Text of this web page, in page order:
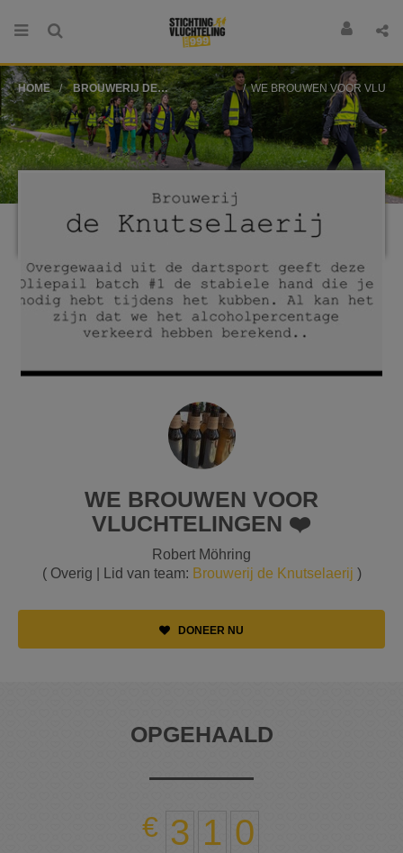
HOME
BROUWERIJ DE
KNUTSELAERIJ
WE BROUWEN VOOR
WE BROUWEN VOOR
VLUCHTELINGEN ❤️
Robert Möhring
( Overig | Lid van team: Brouwerij de Knutselaerij )
DONEER NU
OPGEHAALD
3 1 0